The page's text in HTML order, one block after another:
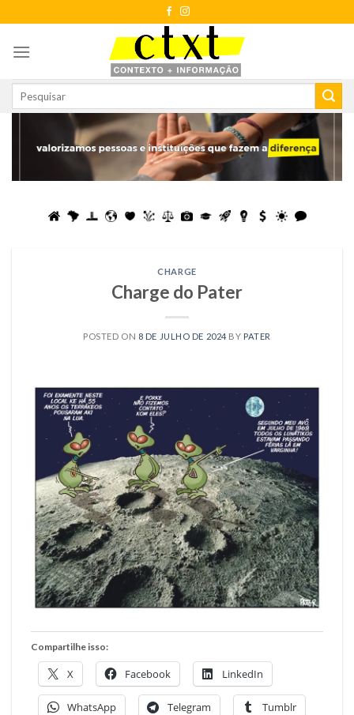
to
content
CHARGE
Charge do Pater
POSTED ON 8 DE JULHO DE 2024 BY PATER
Compartilhe isso:
X Facebook LinkedIn
WhatsApp Telegram Tumblr